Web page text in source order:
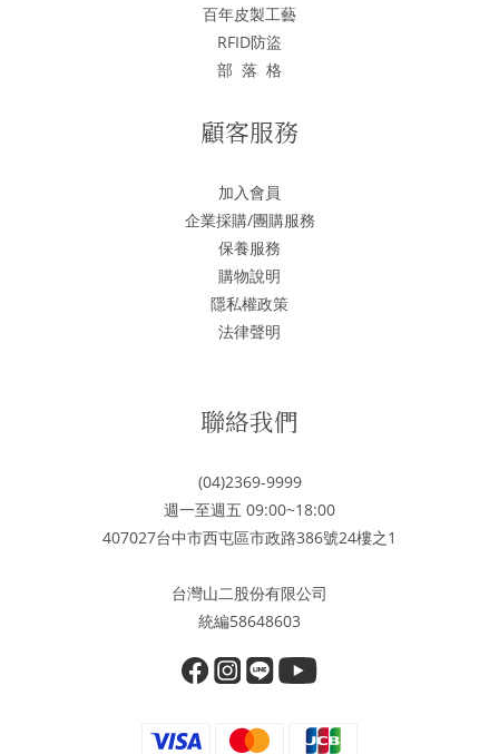
百年皮製工藝
RFID防盜
部 落 格
顧客服務
加入會員
企業採購/團購服務
保養服務
購物說明
隱私權政策
法律聲明
聯絡我們
(04)2369-9999
週一至週五 09:00~18:00
407027台中市西屯區市政路386號24樓之1
台灣山二股份有限公司
統編58648603